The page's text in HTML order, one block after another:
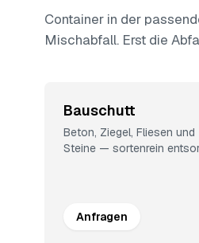
Container in der
Mischabfall. Erst die
Bauschutt
Beton, Ziegel, Fliesen und
Steine — sortenrein
Anfragen